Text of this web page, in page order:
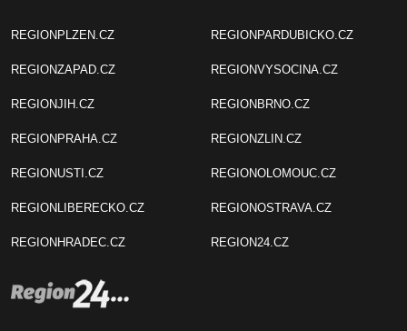
REGIONPLZEN.CZ
REGIONZAPAD.CZ
REGIONJIH.CZ
REGIONPRAHA.CZ
REGIONUSTI.CZ
REGIONLIBERECKO.CZ
REGIONHRADEC.CZ
REGIONPARDUBICKO.CZ
REGIONVYSOCINA.CZ
REGIONBRNO.CZ
REGIONZLIN.CZ
REGIONOLOMOUC.CZ
REGIONOSTRAVA.CZ
REGION24.CZ